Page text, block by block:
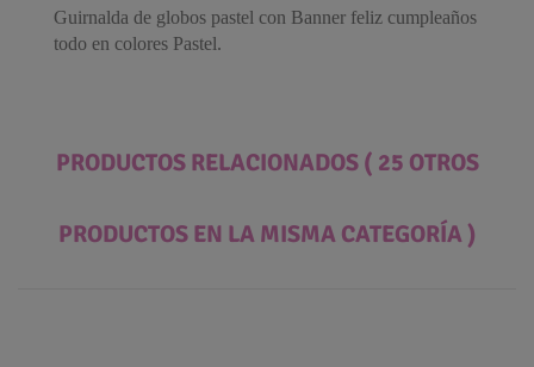
Guirnalda de globos pastel con Banner feliz cumpleaños
todo en colores Pastel.
PRODUCTOS RELACIONADOS ( 25 OTROS
PRODUCTOS EN LA MISMA CATEGORÍA )